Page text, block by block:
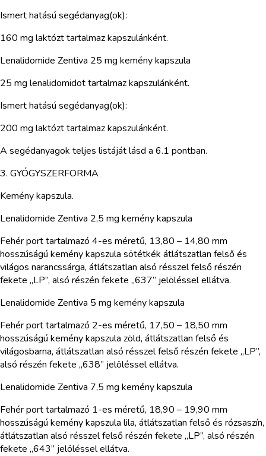
Ismert hatású segédanyag(ok):
160 mg laktózt tartalmaz kapszulánként.
Lenalidomide Zentiva 25 mg kemény kapszula
25 mg lenalidomidot tartalmaz kapszulánként.
Ismert hatású segédanyag(ok):
200 mg laktózt tartalmaz kapszulánként.
A segédanyagok teljes listáját lásd a 6.1 pontban.
3. GYÓGYSZERFORMA
Kemény kapszula.
Lenalidomide Zentiva 2,5 mg kemény kapszula
Fehér port tartalmazó 4-es méretű, 13,80 – 14,80 mm
hosszúságú kemény kapszula sötétkék átlátszatlan felső és
világos narancssárga, átlátszatlan alsó résszel felső részén
fekete „LP”, alsó részén fekete „637” jelöléssel ellátva.
Lenalidomide Zentiva 5 mg kemény kapszula
Fehér port tartalmazó 2-es méretű, 17,50 – 18,50 mm
hosszúságú kemény kapszula zöld, átlátszatlan felső és
világosbarna, átlátszatlan alsó résszel felső részén fekete „LP”,
alsó részén fekete „638” jelöléssel ellátva.
Lenalidomide Zentiva 7,5 mg kemény kapszula
Fehér port tartalmazó 1-es méretű, 18,90 – 19,90 mm
hosszúságú kemény kapszula lila, átlátszatlan felső és rózsaszín,
átlátszatlan alsó résszel felső részén fekete „LP”, alsó részén
fekete „643” jelöléssel ellátva.